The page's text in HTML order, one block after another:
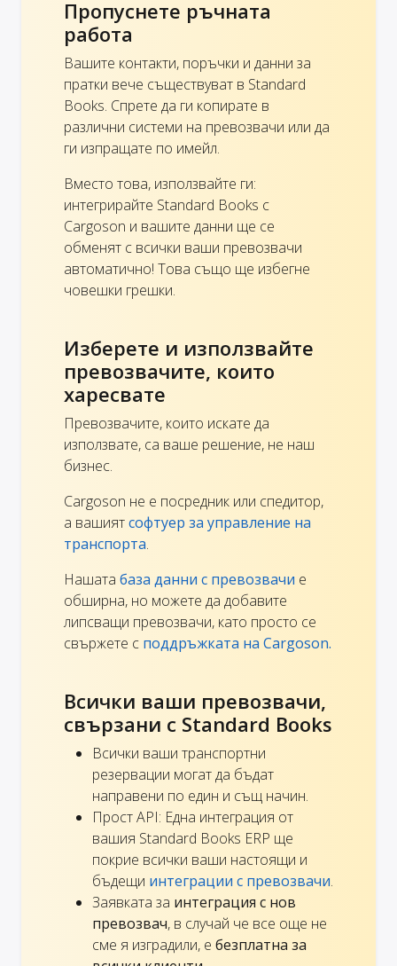
Пропуснете ръчната
работа
Вашите контакти, поръчки и данни за
пратки вече съществуват в Standard
Books. Спрете да ги копирате в
различни системи на превозвачи или да
ги изпращате по имейл.
Вместо това, използвайте ги:
интегрирайте Standard Books с
Cargoson и вашите данни ще се
обменят с всички ваши превозвачи
автоматично! Това също ще избегне
човешки грешки.
Изберете и използвайте
превозвачите, които
харесвате
Превозвачите, които искате да
използвате, са ваше решение, не наш
бизнес.
Cargoson не е посредник или спедитор,
а вашиятсофтуер за управление на
транспорта.
Нашата база данни с превозвачи е
обширна, но можете да добавите
липсващи превозвачи, като просто се
свържете с поддръжката на Cargoson.
Всички ваши превозвачи,
свързани с Standard Books
Всички ваши транспортни
резервации могат да бъдат
направени по един и същ начин.
Прост API: Една интеграция от
вашия Standard Books ERP ще
покрие всички ваши настоящи и
бъдещи интеграции с превозвачи.
Заявката за интеграция с нов
превозвач, в случай че все още не
сме я изградили, е безплатна за